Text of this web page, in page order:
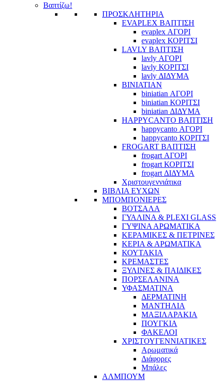
Βαπτίζω!
ΠΡΟΣΚΛΗΤΗΡΙΑ
EVAPLEX ΒΑΠΤΙΣΗ
evaplex ΑΓΟΡΙ
evaplex ΚΟΡΙΤΣΙ
LAVLY ΒΑΠΤΙΣΗ
lavly ΑΓΟΡΙ
lavly ΚΟΡΙΤΣΙ
lavly ΔΙΔΥΜΑ
BINIATIAN
biniatian ΑΓΟΡΙ
biniatian ΚΟΡΙΤΣΙ
biniatian ΔΙΔΥΜΑ
HAPPYCANTO ΒΑΠΤΙΣΗ
happycanto ΑΓΟΡΙ
happycanto ΚΟΡΙΤΣΙ
FROGART ΒΑΠΤΙΣΗ
frogart ΑΓΟΡΙ
frogart ΚΟΡΙΤΣΙ
frogart ΔΙΔΥΜΑ
Χριστουγεννιάτικα
ΒΙΒΛΙΑ ΕΥΧΩΝ
ΜΠΟΜΠΟΝΙΕΡΕΣ
ΒΟΤΣΑΛΑ
ΓΥΑΛΙΝΑ & PLEXI GLASS
ΓΥΨΙΝΑ ΑΡΩΜΑΤΙΚΑ
ΚΕΡΑΜΙΚΕΣ & ΠΕΤΡΙΝΕΣ
ΚΕΡΙΑ & ΑΡΩΜΑΤΙΚΑ
ΚΟΥΤΑΚΙΑ
ΚΡΕΜΑΣΤΕΣ
ΞΥΛΙΝΕΣ & ΠΑΙΔΙΚΕΣ
ΠΟΡΣΕΛΑΝΙΝΑ
ΥΦΑΣΜΑΤΙΝA
ΔΕΡΜΑΤΙΝΗ
ΜΑΝΤΗΛΙΑ
ΜΑΞΙΛΑΡΑΚΙΑ
ΠΟΥΓΚΙΑ
ΦΑΚΕΛΟΙ
ΧΡΙΣΤΟΥΓΕΝΝΙΑΤΙΚΕΣ
Αρωματικά
Διάφορες
Μπάλες
ΑΛΜΠΟΥΜ